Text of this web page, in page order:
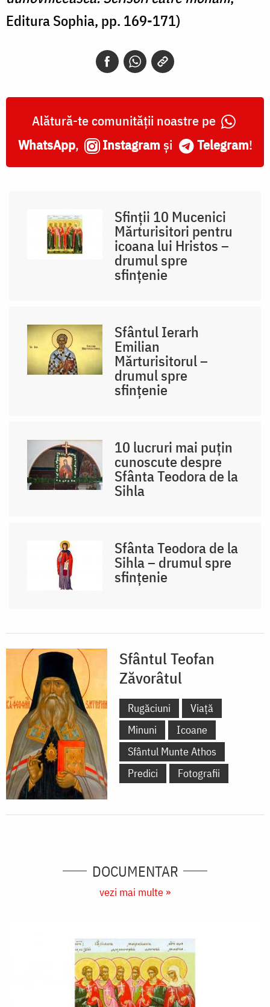
Editura Sophia, pp. 169-171)
Alătură-te comunității noastre pe
WhatsApp, Instagram și Telegram!
Sfinții 10 Mucenici
Mărturisitori pentru
icoana lui Hristos –
drumul spre
sfințenie
Sfântul Ierarh
Emilian
Mărturisitorul –
drumul spre
sfințenie
10 lucruri mai puțin
cunoscute despre
Sfânta Teodora de la
Sihla
Sfânta Teodora de la
Sihla – drumul spre
sfințenie
Sfântul Teofan
Zăvorâtul
Rugăciuni
Viață
Minuni
Icoane
Sfântul Munte Athos
Predici
Fotografii
DOCUMENTAR
vezi mai multe »